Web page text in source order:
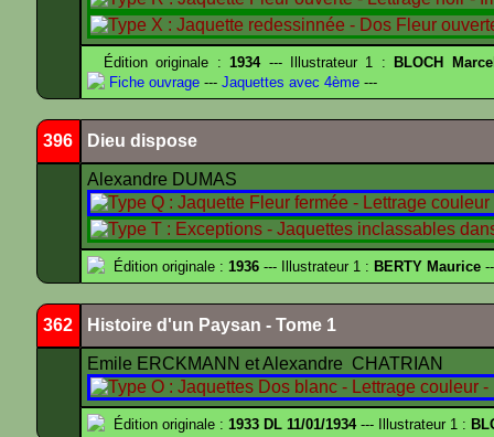
Édition originale :1934--- Illustrateur 1 :
BLOCH
Fiche ouvrage --- Jaquettes avec 4ème ---
396 Dieu dispose
Alexandre DUMAS
Édition originale : 1936 --- Illustrateur 1 : BERTY Maurice
362 Histoire d'un Paysan - Tome 1
Emile ERCKMANN et Alexandre CHATRIAN
Édition originale : 1933 DL 11/01/1934--- Illustrateur 1 :